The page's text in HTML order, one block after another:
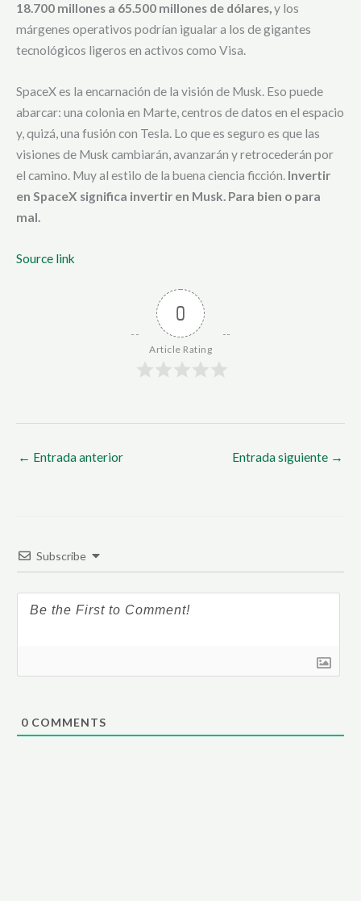
18.700 millones a 65.500 millones de dólares,y los
márgenes operativos podrían igualar a los de gigantes
tecnológicos ligeros en activos como Visa.
SpaceX es la encarnación de la visión de Musk. Eso puede
abarcar: una colonia en Marte, centros de datos en el espacio
y, quizá, una fusión con Tesla. Lo que es seguro es que las
visiones de Musk cambiarán, avanzarán y retrocederán por
el camino. Muy al estilo de la buena ciencia ficción. Invertir
en SpaceX significa invertir en Musk. Para bien o para
mal.
Source link
0
Article Rating
← Entrada anterior Entrada siguiente →
Subscribe
0 COMMENTS